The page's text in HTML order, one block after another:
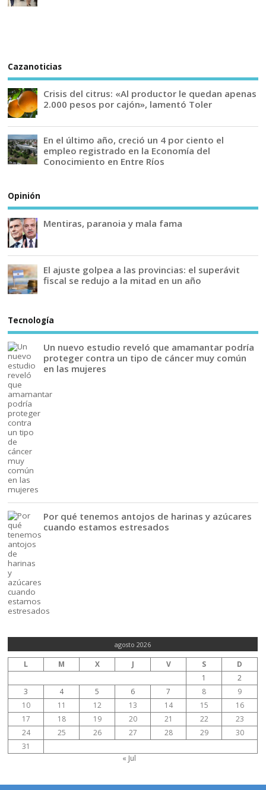
Cazanoticias
Crisis del citrus: «Al productor le quedan apenas
2.000 pesos por cajón», lamentó Toler
En el último año, creció un 4 por ciento el
empleo registrado en la Economía del
Conocimiento en Entre Ríos
Opinión
Mentiras, paranoia y mala fama
El ajuste golpea a las provincias: el superávit
fiscal se redujo a la mitad en un año
Tecnología
Un nuevo estudio reveló que amamantar podría
proteger contra un tipo de cáncer muy común
en las mujeres
Por qué tenemos antojos de harinas y azúcares
cuando estamos estresados
agosto 2026
L M X J V S
D
1
2
3
4 5 6 7 8
9
10
11 12 13 14 15
16
17
18 19 20 21 22
23
24
25 26 27 28 29
30
31
« Jul